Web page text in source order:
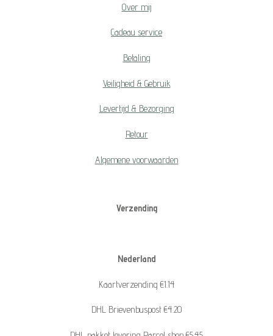
Over mij
Cadeau service
Betaling
Veiligheid & Gebruik
Levertijd & Bezorging
Retour
Algemene voorwaarden
Verzending
Nederland
Kaartverzending €1.14
DHL Brievenbuspost €4.20